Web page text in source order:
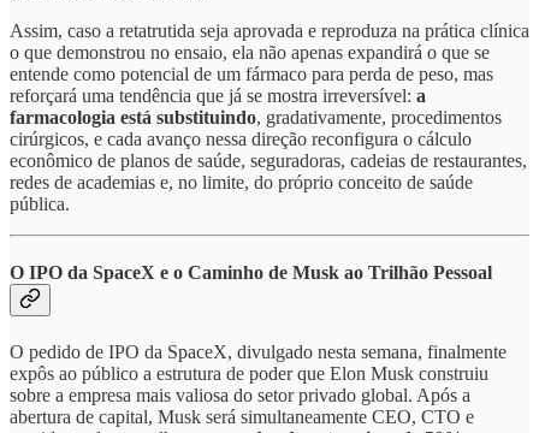
Assim, caso a retatrutida seja aprovada e reproduza na prática clínica
o que demonstrou no ensaio, ela não apenas expandirá o que se
entende como potencial de um fármaco para perda de peso, mas
reforçará uma tendência que já se mostra irreversível: a
farmacologia está substituindo, gradativamente, procedimentos
cirúrgicos, e cada avanço nessa direção reconfigura o cálculo
econômico de planos de saúde, seguradoras, cadeias de restaurantes,
redes de academias e, no limite, do próprio conceito de saúde
pública.
O IPO da SpaceX e o Caminho de Musk ao Trilhão Pessoal
O pedido de IPO da SpaceX, divulgado nesta semana, finalmente
expôs ao público a estrutura de poder que Elon Musk construiu
sobre a empresa mais valiosa do setor privado global. Após a
abertura de capital, Musk será simultaneamente CEO, CTO e